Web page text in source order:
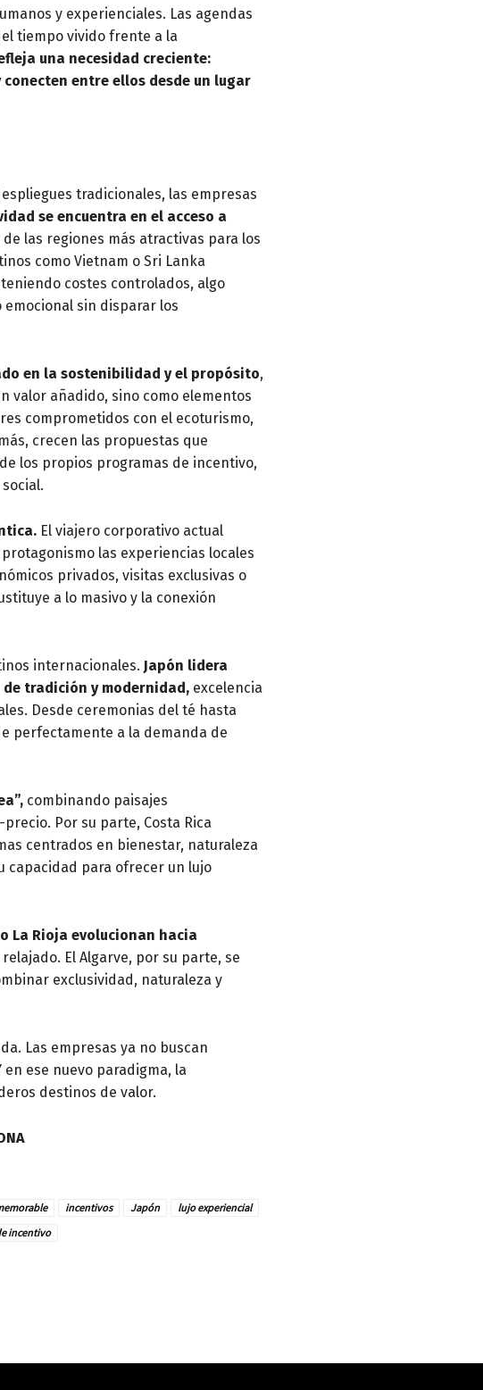
y experienciales. Las agendas
tiempo vivido frente a la
una necesidad creciente:
entre ellos desde un lugar
tradicionales, las empresas
se encuentra en el acceso a
las regiones más atractivas para los
como Vietnam o Sri Lanka
costes controlados, algo
sin disparar los
en la sostenibilidad y el propósito,
valor añadido, sino como elementos
comprometidos con el ecoturismo,
crecen las propuestas que
los propios programas de incentivo,
El viajero corporativo actual
las experiencias locales
privados, visitas exclusivas o
a lo masivo y la conexión
internacionales. Japón lidera
tradición y modernidad, excelencia
Desde ceremonias del té hasta
perfectamente a la demanda de
combinando paisajes
Por su parte, Costa Rica
centrados en bienestar, naturaleza
capacidad para ofrecer un lujo
La Rioja evolucionan hacia
El Algarve, por su parte, se
exclusividad, naturaleza y
Las empresas ya no buscan
ese nuevo paradigma, la
destinos de valor.
incentivos Japón
lujo experiencial
incentivo